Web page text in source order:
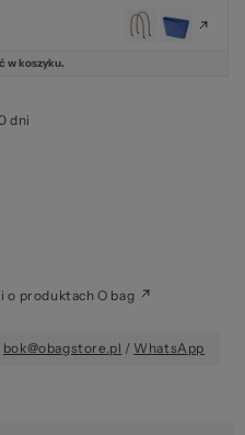
w koszyku.
dni
o produktach O bag
bok@obagstore.pl / WhatsApp